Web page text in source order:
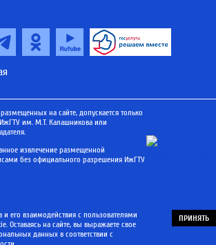
на сайте, допускается только
им. М.Т. Калашникова или
извлечение размещенной
без официального разрешения ИжГТУ
его взаимодействия с пользователями
на сайте, вы выражаете свое
данных в соответствии с
ПРИНЯТЬ